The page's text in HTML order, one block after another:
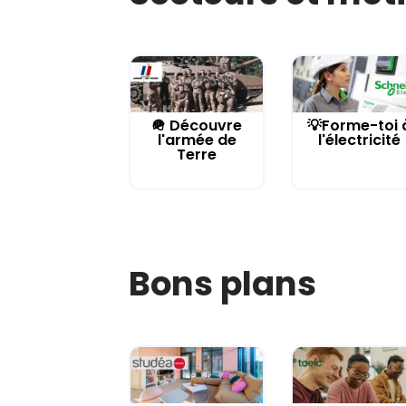
🪖 Découvre
l'armée de
Terre
💡Forme-toi
l'électricité
Bons plans